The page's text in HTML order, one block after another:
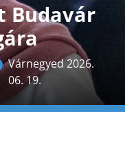
Budavár
Várnegyed 2026.
06. 19.